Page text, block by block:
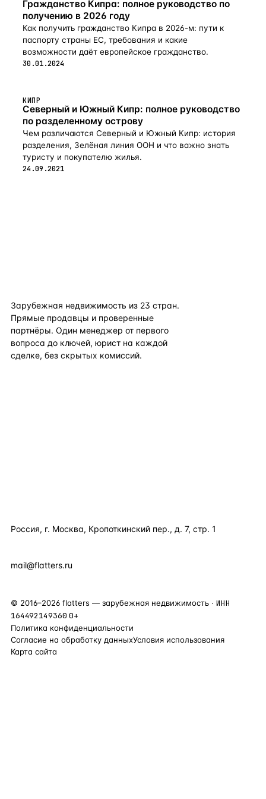
с просторной гостиной, спаленями и ванными
комнатами, очень современен, привлекателен
и построен по самым высоким стандартам. Вилла
находится в тихой сельской местности, и удобно
расположен по отношению к Лимассолу −10 минут езды
до центра, и аэропорта Ларнаки — 30 минут езды.
Гражданство Кипра: полное руководство по
получению в 2026 году
Как получить гражданство Кипра в 2026-м: пути к
паспорту страны ЕС, требования и какие
возможности даёт европейское гражданство.
30.01.2024
КИПР
Северный и Южный Кипр: полное руководство
по разделенному острову
Чем различаются Северный и Южный Кипр: история
разделения, Зелёная линия ООН и что важно знать
туристу и покупателю жилья.
24.09.2021
Зарубежная недвижимость из 23 стран.
Прямые продавцы и проверенные
партнёры. Один менеджер от первого
вопроса до ключей, юрист на каждой
сделке, без скрытых комиссий.
Россия, г. Москва, Кропоткинский пер., д. 7, стр. 1
mail@flatters.ru
© 2016–2026 flatters — зарубежная недвижимость · ИНН
164492149360 0+
Политика конфиденциальности
Согласие на обработку данныхУсловия использования
Карта сайта